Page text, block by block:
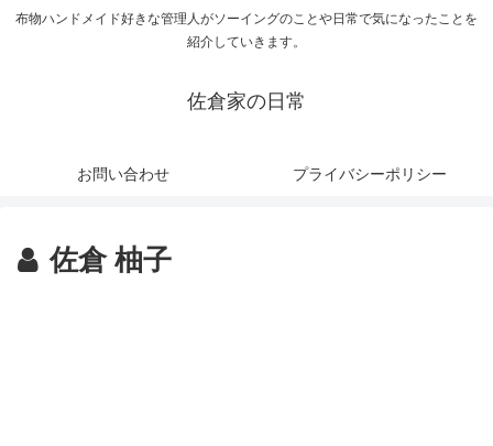
布物ハンドメイド好きな管理人がソーイングのことや日常で気になったことを
紹介していきます。
佐倉家の日常
お問い合わせ プライバシーポリシー
佐倉 柚子